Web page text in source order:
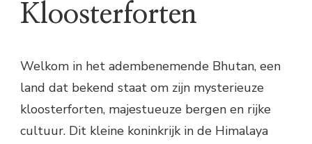
Kloosterforten
Welkom in het adembenemende Bhutan, een
land dat bekend staat om zijn mysterieuze
kloosterforten, majestueuze bergen en rijke
cultuur. Dit kleine koninkrijk in de Himalaya